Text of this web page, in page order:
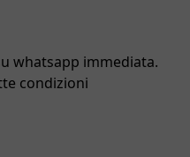
whatsapp immediata.
condizioni